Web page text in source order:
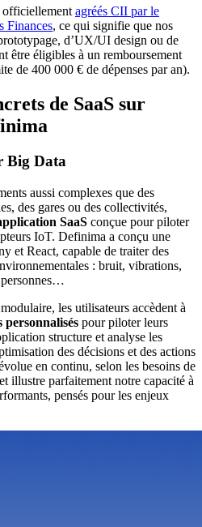
officiellement agréés CII par le
Finances, ce qui signifie que nos
d’UX/UI design ou de
être éligibles à un remboursement
de 400 000 € de dépenses par an).
de SaaS sur
Big Data
aussi complexes que des
des gares ou des collectivités,
SaaS conçue pour piloter
IoT. Definima a conçu une
et React, capable de traiter des
: bruit, vibrations,
personnes…
les utilisateurs accèdent à
pour piloter leurs
structure et analyse les
des décisions et des actions
en continu, selon les besoins de
illustre parfaitement notre capacité à
pensés pour les enjeux